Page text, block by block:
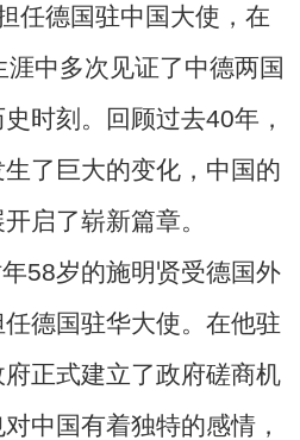
任德国驻中国大使，在
中多次见证了中德两国
时刻。回顾过去40年，
了巨大的变化，中国的
启了崭新篇章。
岁的施明贤受德国外
德国驻华大使。在他驻
正式建立了政府磋商机
中国有着独特的感情，